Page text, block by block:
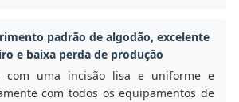
padrão de algodão, excelente
e baixa perda de produção
com uma incisão lisa e uniforme e
com todos os equipamentos de